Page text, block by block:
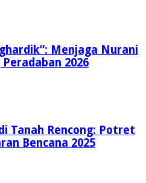
Menjaga Nurani
2026
Tanah Rencong: Potret
Bencana 2025